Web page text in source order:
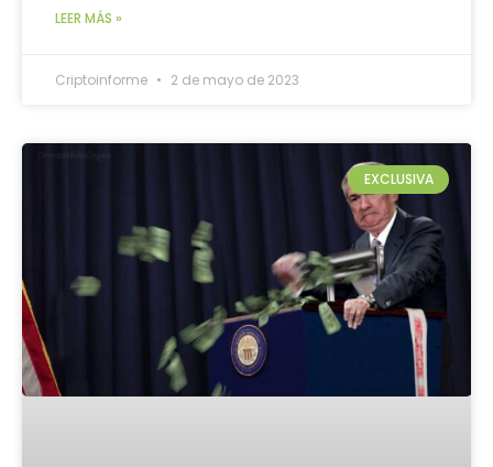
LEER MÁS »
Criptoinforme 2 de mayo de 2023
EXCLUSIVA